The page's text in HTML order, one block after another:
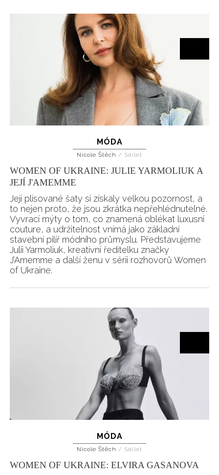
INFORMACE
REDAKCE
MÓDA
Nicole Štěch / Sdílet
WOMEN OF UKRAINE: JULIE YARMOLIUK A
JEJÍ J'AMEMME
Její plisované šaty si získaly velkou pozornost, a
to nejen proto, že jsou zkrátka nepřehlédnutelné.
Vyvrací mýty o tom, co znamená oblékat luxusní
couture, a udržitelnost vnímá jako základní
stavební pilíř módního průmyslu. Představujeme
Julii Yarmoliuk, kreativní ředitelku značky
J’Amemme a další ženu v sérii rozhovorů Women
of Ukraine.
MÓDA
Nicole Štěch / Sdílet
WOMEN OF UKRAINE: ELVIRA GASANOVA